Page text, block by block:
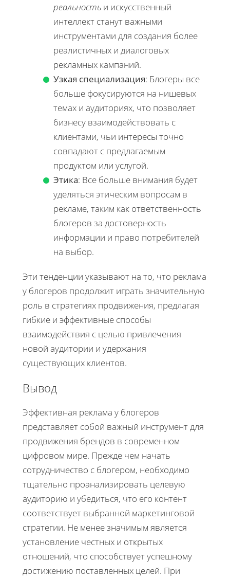
реальность и искусственный
интеллект станут важными
инструментами для создания более
реалистичных и диалоговых
рекламных кампаний.
Узкая специализация: Блогеры все
больше фокусируются на нишевых
темах и аудиториях, что позволяет
бизнесу взаимодействовать с
клиентами, чьи интересы точно
совпадают с предлагаемым
продуктом или услугой.
Этика: Все больше внимания будет
уделяться этическим вопросам в
рекламе, таким как ответственность
блогеров за достоверность
информации и право потребителей
на выбор.
Эти тенденции указывают на то, что реклама
у блогеров продолжит играть значительную
роль в стратегиях продвижения, предлагая
гибкие и эффективные способы
взаимодействия с целью привлечения
новой аудитории и удержания
существующих клиентов.
Вывод
Эффективная реклама у блогеров
представляет собой важный инструмент для
продвижения брендов в современном
цифровом мире. Прежде чем начать
сотрудничество с блогером, необходимо
тщательно проанализировать целевую
аудиторию и убедиться, что его контент
соответствует выбранной маркетинговой
стратегии. Не менее значимым является
установление честных и открытых
отношений, что способствует успешному
достижению поставленных целей. При